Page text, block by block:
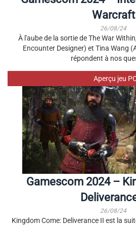
Warcraft
26/08/24
À l'aube de la sortie de The War
Encounter Designer) et Tina Wang
répondent à nos
Aperçu jeu
Gamescom 2024 –
26/08/24
Kingdom Come: Deliverance II est la